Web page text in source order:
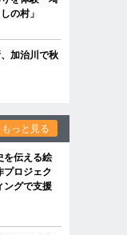
の村」
加治川で秋
もっと見る
を伝える絵
プロジェク
グで支援